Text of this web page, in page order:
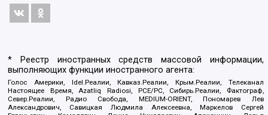
* Реестр иностранных средств массовой информации,
выполняющих функции иностранного агента:
Голос Америки, Idel.Реалии, Кавказ.Реалии, Крым.Реалии, Телеканал
Настоящее Время, Azatliq Radiosi, PCE/PC, Сибирь.Реалии, Фактограф,
Север.Реалии, Радио Свобода, MEDIUM-ORIENT, Пономарев Лев
Александрович, Савицкая Людмила Алексеевна, Маркелов Сергей